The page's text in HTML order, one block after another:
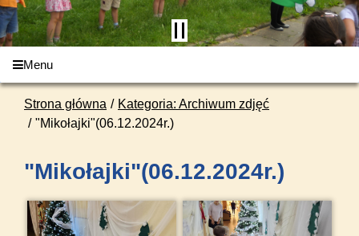
Menu
Strona główna
Kategoria: Archiwum zdjęć
"Mikołajki"(06.12.2024r.)
"Mikołajki"(06.12.2024r.)